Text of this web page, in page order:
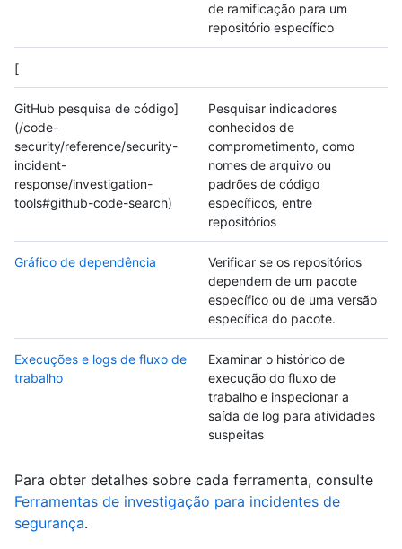
de ramificação para um
repositório específico
[
GitHub pesquisa de código]
(/code-
security/reference/security-
incident-
response/investigation-
tools#github-code-search)
Pesquisar indicadores
conhecidos de
comprometimento, como
nomes de arquivo ou
padrões de código
específicos, entre
repositórios
Gráfico de dependência
Verificar se os repositórios
dependem de um pacote
específico ou de uma versão
específica do pacote.
Execuções e logs de fluxo de
trabalho
Examinar o histórico de
execução do fluxo de
trabalho e inspecionar a
saída de log para atividades
suspeitas
Para obter detalhes sobre cada ferramenta, consulte
Ferramentas de investigação para incidentes de
segurança.